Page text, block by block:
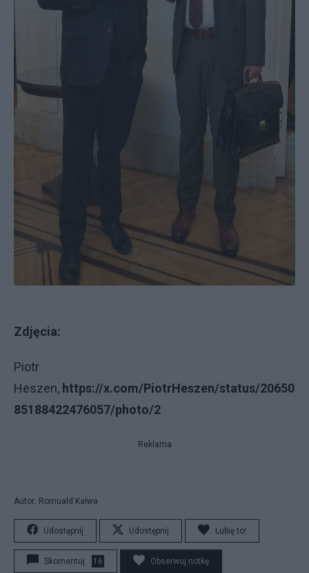
Zdjęcia:
Piotr
Heszen, https://x.com/PiotrHeszen/status/20650
85188422476057/photo/2
Reklama
Autor: Romuald Kałwa
Udostępnij Udostępnij Lubię to!
Skomentuj 16 Obserwuj notkę